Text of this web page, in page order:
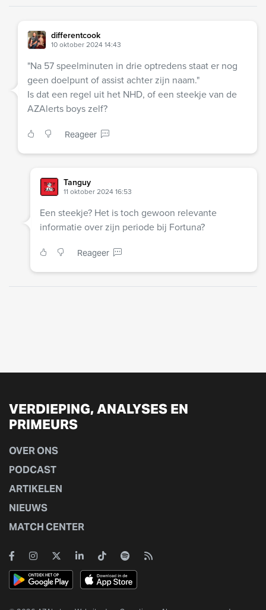
differentcook
10 oktober 2024 14:43
"Na 57 speelminuten in drie optredens staat er nog
geen doelpunt of assist achter zijn naam."
Is dat een regel uit het NHD, of een steekje van de
AZAlerts boys zelf?
Reageer
Tanguy
11 oktober 2024 16:53
Een steekje? Het is toch gewoon relevante
informatie over zijn periode bij Fortuna?
Reageer
VERDIEPING, ANALYSES EN
PRIMEURS
OVER ONS
PODCAST
ARTIKELEN
NIEUWS
MATCH CENTER